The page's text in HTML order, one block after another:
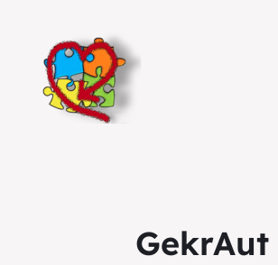
GekrAut